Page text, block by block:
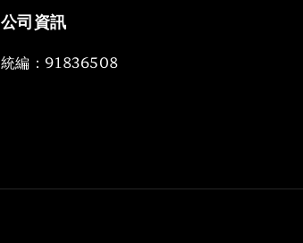
公司資訊
統編：91836508